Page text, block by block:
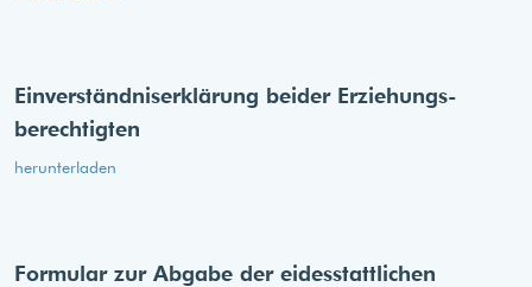
Einverständnis­erklärung beider Erziehungs­
berechtigten
herunterladen
Formular zur Abgabe der eides­stattlichen